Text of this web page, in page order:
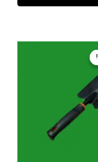
السعر